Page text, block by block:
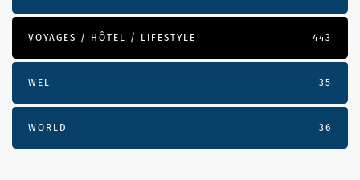
VOYAGES / HÔTEL / LIFESTYLE 443
WEL 35
WORLD 36